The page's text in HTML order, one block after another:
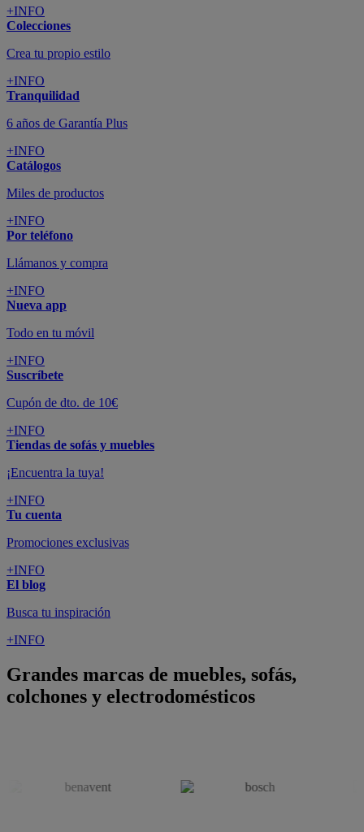
+INFO
Colecciones
Crea tu propio estilo
+INFO
Tranquilidad
6 años de Garantía Plus
+INFO
Catálogos
Miles de productos
+INFO
Por teléfono
Llámanos y compra
+INFO
Nueva app
Todo en tu móvil
+INFO
Suscríbete
Cupón de dto. de 10€
+INFO
Tiendas de sofás y muebles
¡Encuentra la tuya!
+INFO
Tu cuenta
Promociones exclusivas
+INFO
El blog
Busca tu inspiración
+INFO
Grandes marcas de muebles, sofás,
colchones y electrodomésticos